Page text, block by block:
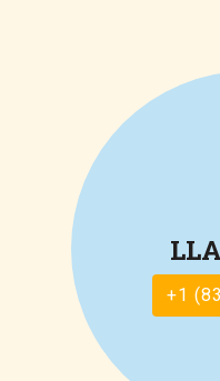
+1